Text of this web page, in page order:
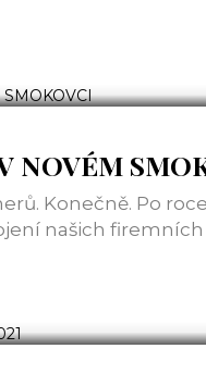
NOVÉM
Konečně. Po
našich